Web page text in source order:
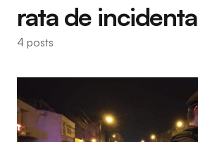
rata de incidenta
4 posts